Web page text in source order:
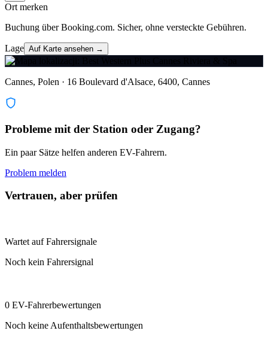
Ort merken
Buchung über Booking.com. Sicher, ohne versteckte Gebühren.
Lage Auf Karte ansehen →
Cannes, Polen · 16 Boulevard d'Alsace, 6400, Cannes
Probleme mit der Station oder Zugang?
Ein paar Sätze helfen anderen EV-Fahrern.
Problem melden
Vertrauen, aber prüfen
Wartet auf Fahrersignale
Noch kein Fahrersignal
0 EV-Fahrerbewertungen
Noch keine Aufenthaltsbewertungen